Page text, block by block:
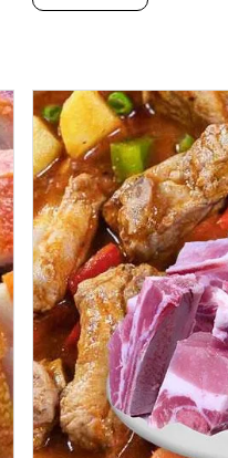
臓
肉
セ
ッ
ト
1
k
g
パ
ッ
ク
（
半
加
熱
処
理
済
み
）
個